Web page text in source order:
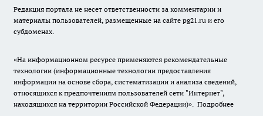
Редакция портала не несет ответственности за комментарии и
материалы пользователей, размещенные на сайте pg21.ru и его
субдоменах.
«На информационном ресурсе применяются рекомендательные
технологии (информационные технологии предоставления
информации на основе сбора, систематизации и анализа сведений,
относящихся к предпочтениям пользователей сети "Интернет",
находящихся на территории Российской Федерации)». Подробнее